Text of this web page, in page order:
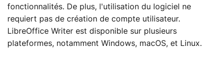
fonctionnalités. De plus, l'utilisation du logiciel ne
requiert pas de création de compte utilisateur.
LibreOffice Writer est disponible sur plusieurs
plateformes, notamment Windows, macOS, et Linux.